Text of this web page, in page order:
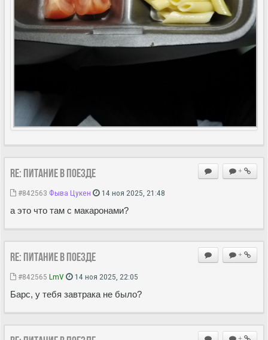
+
Re: Питание в поезде
#842563 Фыва Цукен 14 ноя 2025, 21:48
а это что там с макаронами?
+
Re: Питание в поезде
#842565 LmV 14 ноя 2025, 22:05
Барс, у тебя завтрака не было?